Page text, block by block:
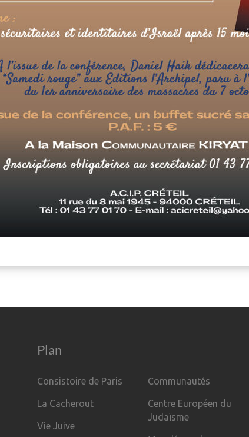
Plan
Consistoire de Paris
La Cacherout
Vie Juive
Communautés
Centre Européen du
Judaïsme